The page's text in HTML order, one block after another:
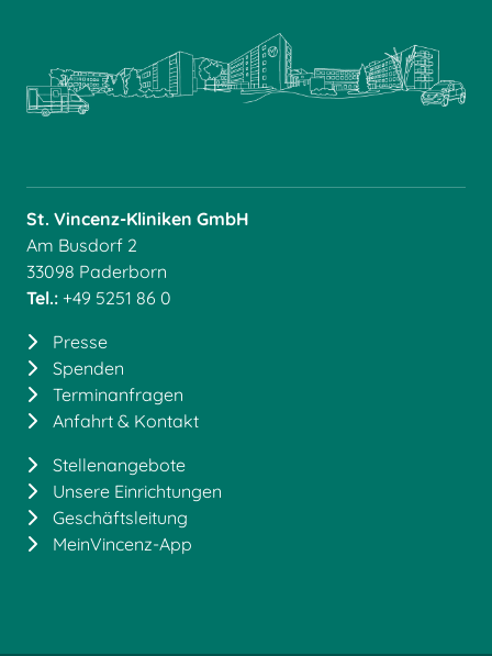
St. Vincenz-Kliniken GmbH
Am Busdorf 2
33098 Paderborn
Tel.: +49 5251 86 0
Presse
Spenden
Terminanfragen
Anfahrt & Kontakt
Stellenangebote
Unsere Einrichtungen
Geschäftsleitung
MeinVincenz-App